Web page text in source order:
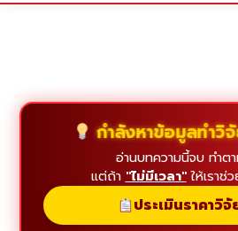
กำลังหาข้อมูลทำวิ
อ่านบทความนี้จบ ทำต
แต่ถ้า "ไม่มีเวลา"ให้เราช่
ประเมินราคาวิ